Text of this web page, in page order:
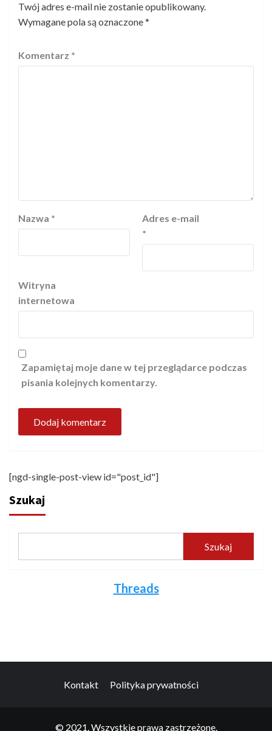
Twój adres e-mail nie zostanie opublikowany.
Wymagane pola są oznaczone*
Komentarz *
Nazwa *
Adres e-mail
*
Witryna
internetowa
Zapamiętaj moje dane w tej przeglądarce podczas
pisania kolejnych komentarzy.
[ngd-single-post-view id="post_id"]
Szukaj
Szukaj
Threads
Kontakt Polityka prywatności
© 2021. Wszystkie prawa zastrzeżone.